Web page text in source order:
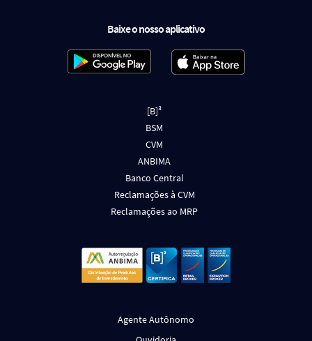
Baixe o nosso aplicativo
[B]³
BSM
CVM
ANBIMA
Banco Central
Reclamações à CVM
Reclamações ao MRP
Agente Autônomo